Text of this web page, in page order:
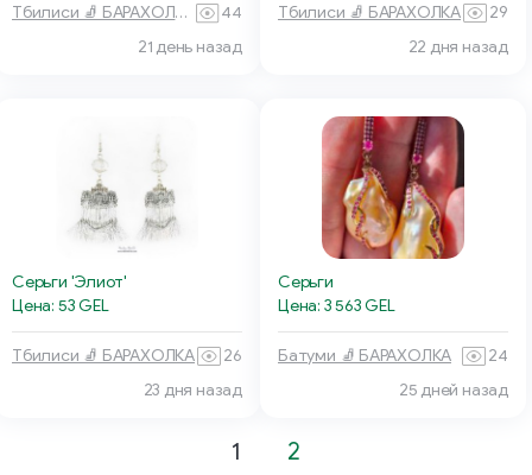
Тбилиси 🧦 БАРАХОЛКА
44
21 день назад
Тбилиси 🧦 БАРАХОЛКА
29
22 дня назад
Серьги 'Элиот'
Цена: 53 GEL
Тбилиси 🧦 БАРАХОЛКА
26
23 дня назад
Серьги
Цена: 3 563 GEL
Батуми 🧦 БАРАХОЛКА
24
25 дней назад
1 2